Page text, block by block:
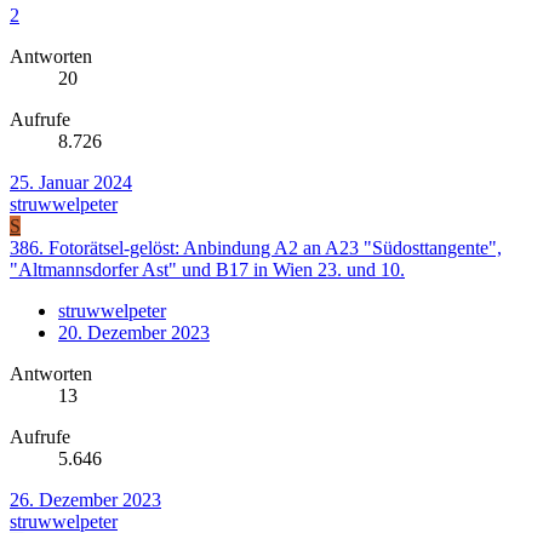
2
Antworten
20
Aufrufe
8.726
25. Januar 2024
struwwelpeter
S
386. Fotorätsel-gelöst: Anbindung A2 an A23 "Südosttangente",
"Altmannsdorfer Ast" und B17 in Wien 23. und 10.
struwwelpeter
20. Dezember 2023
Antworten
13
Aufrufe
5.646
26. Dezember 2023
struwwelpeter